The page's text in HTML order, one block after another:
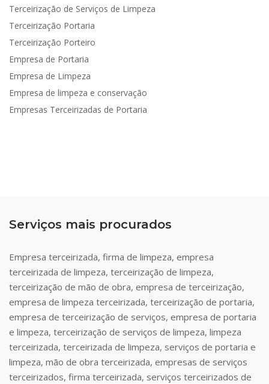
Terceirização de Serviços de Limpeza
Terceirização Portaria
Terceirização Porteiro
Empresa de Portaria
Empresa de Limpeza
Empresa de limpeza e conservação
Empresas Terceirizadas de Portaria
Serviços mais procurados
Empresa terceirizada, firma de limpeza, empresa
terceirizada de limpeza, terceirização de limpeza,
terceirização de mão de obra, empresa de terceirização,
empresa de limpeza terceirizada, terceirização de portaria,
empresa de terceirização de serviços, empresa de portaria
e limpeza, terceirização de serviços de limpeza, limpeza
terceirizada, terceirizada de limpeza, serviços de portaria e
limpeza, mão de obra terceirizada, empresas de serviços
terceirizados, firma terceirizada, serviços terceirizados de